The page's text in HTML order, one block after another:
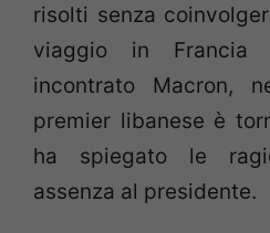
risolti senza
viaggio in Francia
incontrato Macron,
premier libanese è
ha spiegato le
assenza al presidente.